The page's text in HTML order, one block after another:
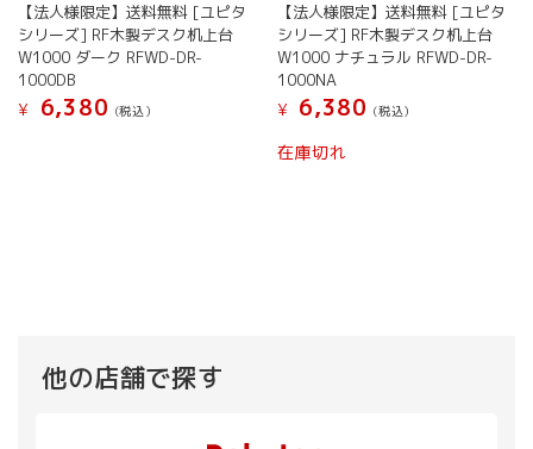
【法人様限定】送料無料 [ユピタ
シリーズ] RF木製デスク机上台
W1000 ダーク RFWD-DR-
1000DB
¥
6,380 (税込）
【法人様限定】送料無料 [ユピタ
シリーズ] RF木製デスク机上台
W1000 ナチュラル RFWD-DR-
1000NA
¥
6,380 (税込）
在庫切れ
他の店舗で探す